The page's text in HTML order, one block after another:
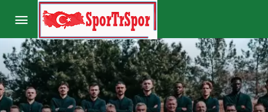
Konyaspor’da büyük kriz kapıda! Başkan
Korkmaz açıkladı…
Yorum Yap Paylaş